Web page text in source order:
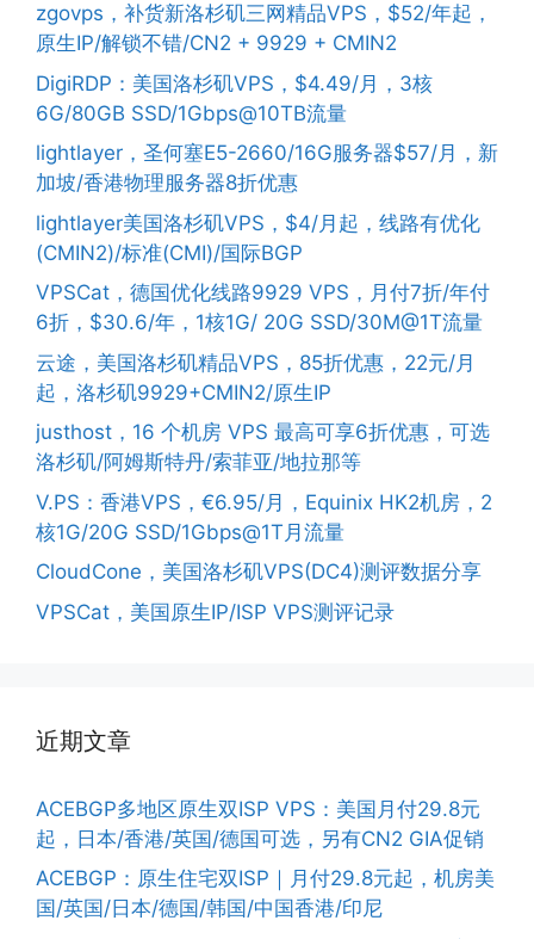
zgovps，补货新洛杉矶三网精品VPS，$52/年起，
原生IP/解锁不错/CN2 + 9929 + CMIN2
DigiRDP：美国洛杉矶VPS，$4.49/月，3核
6G/80GB SSD/1Gbps@10TB流量
lightlayer，圣何塞E5-2660/16G服务器$57/月，新
加坡/香港物理服务器8折优惠
lightlayer美国洛杉矶VPS，$4/月起，线路有优化
(CMIN2)/标准(CMI)/国际BGP
VPSCat，德国优化线路9929 VPS，月付7折/年付
6折，$30.6/年，1核1G/ 20G SSD/30M@1T流量
云途，美国洛杉矶精品VPS，85折优惠，22元/月
起，洛杉矶9929+CMIN2/原生IP
justhost，16 个机房 VPS 最高可享6折优惠，可选
洛杉矶/阿姆斯特丹/索菲亚/地拉那等
V.PS：香港VPS，€6.95/月，Equinix HK2机房，2
核1G/20G SSD/1Gbps@1T月流量
CloudCone，美国洛杉矶VPS(DC4)测评数据分享
VPSCat，美国原生IP/ISP VPS测评记录
近期文章
ACEBGP多地区原生双ISP VPS：美国月付29.8元
起，日本/香港/英国/德国可选，另有CN2 GIA促销
ACEBGP：原生住宅双ISP｜月付29.8元起，机房美
国/英国/日本/德国/韩国/中国香港/印尼